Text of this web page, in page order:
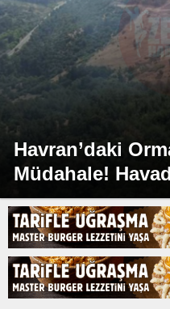
Havran’daki
Müdahale!
Etkin